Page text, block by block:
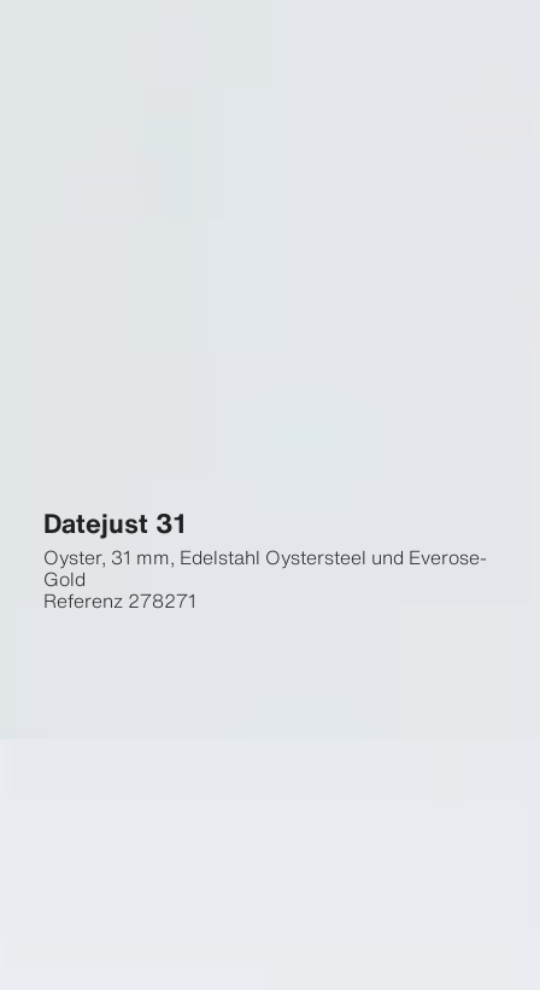
Datejust 31
Oyster, 31 mm, Edelstahl Oystersteel und Everose-
Gold
Referenz 278271